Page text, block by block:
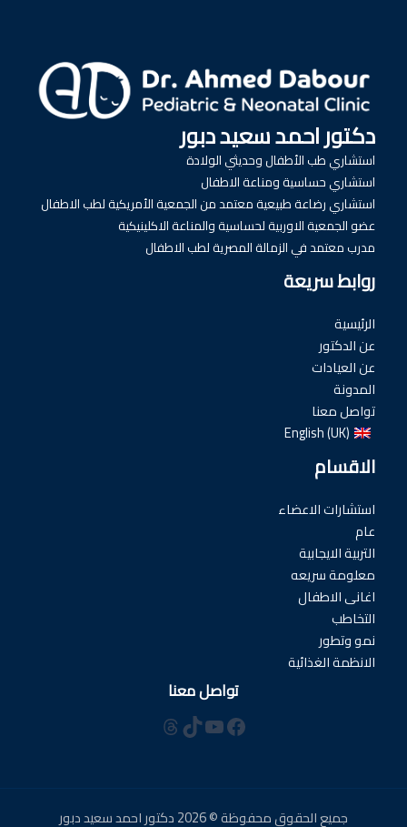
دكتور احمد سعيد دبور
استشاري طب الأطفال وحديثي الولادة
استشاري حساسية ومناعة الاطفال
استشاري رضاعة طبيعية معتمد من الجمعية الأمريكية لطب الاطفال
عضو الجمعية الاوربية لحساسية والمناعة الاكلينيكية
مدرب معتمد في الزمالة المصرية لطب الاطفال
روابط سريعة
الرئيسية
عن الدكتور
عن العيادات
المدونة
تواصل معنا
English (UK)
الاقسام
استشارات الاعضاء
عام
التربية الايجابية
معلومة سريعه
اغانى الاطفال
التخاطب
نمو وتطور
الانظمة الغذائية
تواصل معنا
فيسبوك
يوتيوب
تيك توك
ثريدز
جميع الحقوق محفوظة © 2026 دكتور احمد سعيد دبور